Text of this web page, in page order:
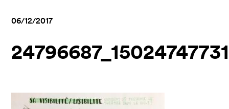
06/12/2017